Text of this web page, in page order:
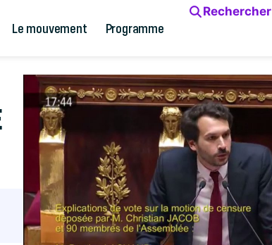
Le mouvement Programme
Rechercher